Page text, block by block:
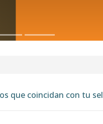
que coincidan con tu